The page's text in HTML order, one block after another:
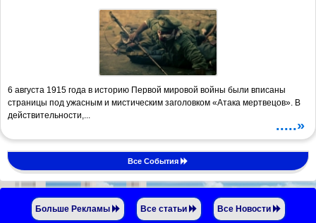
6 августа 1915 года в историю Первой мировой войны были вписаны
страницы под ужасным и мистическим заголовком «Атака мертвецов». В
действительности,...
.....»
Все События
Больше Рекламы Все статьи Все Новости